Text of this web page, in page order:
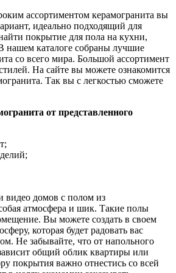
ассортиментом керамогранита вы
идеально подходящий для
покрытие для пола на кухни,
нашем каталоге собраны лучшие
со всего мира. Большой ассортимент
На сайте вы можете ознакомится
Так вы с легкостью сможете
от представленного
видео домов с полом из
атмосфера и шик. Такие полы
Вы можете создать в своем
которая будет радовать вас
Не забывайте, что от напольного
общий облик квартиры или
покрытия важно отнестись со всей